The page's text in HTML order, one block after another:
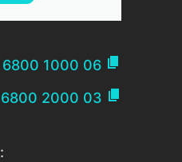
6800 1000 06 
2000 03 